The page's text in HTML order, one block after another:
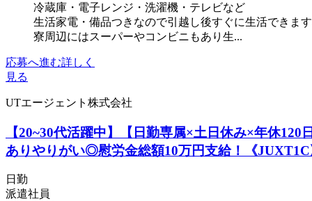
冷蔵庫・電子レンジ・洗濯機・テレビなど
生活家電・備品つきなので引越し後すぐに生活できます
寮周辺にはスーパーやコンビニもあり生...
応募へ進む詳しく
見る
UTエージェント株式会社
【20~30代活躍中】【日勤専属×土日休み×年休
ありやりがい◎慰労金総額10万円支給！《JUXT1C
日勤
派遣社員